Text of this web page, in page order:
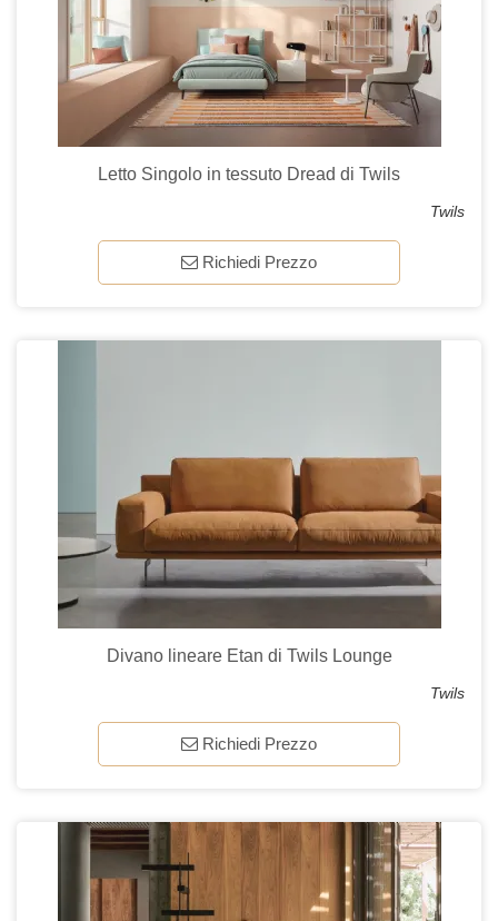
Letto Singolo in tessuto Dread di Twils
Twils
Richiedi Prezzo
Divano lineare Etan di Twils Lounge
Twils
Richiedi Prezzo